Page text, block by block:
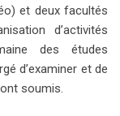
et deux facultés
d’activités
des études
d’examiner et de
soumis.